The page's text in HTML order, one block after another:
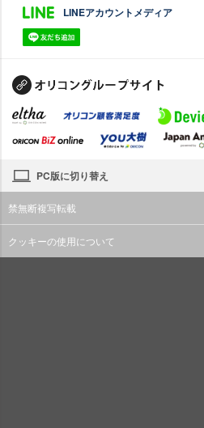
LINEアカウントメディア
PC版に切り替え
禁無断複写転載
クッキーの使用について